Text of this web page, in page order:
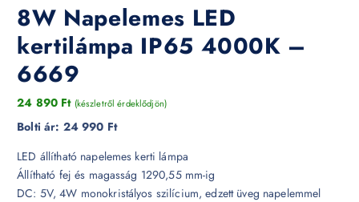
8W Napelemes LED
kertilámpa IP65 4000K –
6669
24 890 Ft (készletről érdeklődjön)
Bolti ár: 24 990 Ft
LED állítható napelemes kerti lámpa
Állítható fej és magasság 1290,55 mm-ig
DC: 5V, 4W monokristályos szilícium, edzett üveg napelemmel